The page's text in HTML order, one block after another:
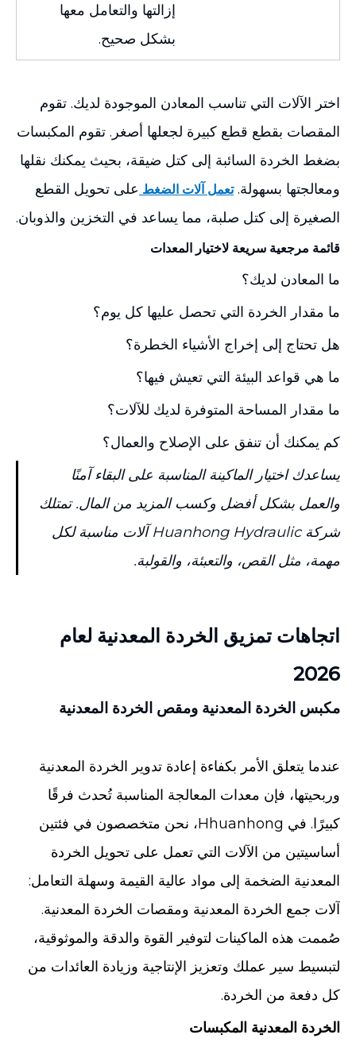
إزالتها والتعامل معها
بشكل صحيح.
اختر الآلات التي تناسب المعادن الموجودة لديك. تقوم
المقصات بقطع قطع كبيرة لجعلها أصغر. تقوم المكبسات
بضغط الخردة السائبة إلى كتل ضيقة، بحيث يمكنك نقلها
ومعالجتها بسهولة.تعمل آلات الضغط على تحويل القطع
الصغيرة إلى كتل صلبة، مما يساعد في التخزين والذوبان.
قائمة مرجعية سريعة لاختيار المعدات
ما المعادن لديك؟
ما مقدار الخردة التي تحصل عليها كل يوم؟
هل تحتاج إلى إخراج الأشياء الخطرة؟
ما هي قواعد البيئة التي تعيش فيها؟
ما مقدار المساحة المتوفرة لديك للآلات؟
كم يمكنك أن تنفق على الإصلاح والعمال؟
يساعدك اختيار الماكينة المناسبة على البقاء آمنًا
والعمل بشكل أفضل وكسب المزيد من المال. تمتلك
شركة Huanhong Hydraulic آلات مناسبة لكل
مهمة، مثل القص، والتعبئة، والقولبة.
اتجاهات تمزيق الخردة المعدنية لعام
2026
مكبس الخردة المعدنية ومقص الخردة المعدنية
عندما يتعلق الأمر بكفاءة إعادة تدوير الخردة المعدنية
وربحيتها، فإن معدات المعالجة المناسبة تُحدث فرقًا
كبيرًا. في Hhuanhong، نحن متخصصون في فئتين
أساسيتين من الآلات التي تعمل على تحويل الخردة
المعدنية الضخمة إلى مواد عالية القيمة وسهلة التعامل:
آلات جمع الخردة المعدنية ومقصات الخردة المعدنية.
صُممت هذه الماكينات لتوفير القوة والدقة والموثوقية،
لتبسيط سير عملك وتعزيز الإنتاجية وزيادة العائدات من
كل دفعة من الخردة.
الخردة المعدنية المكبسات